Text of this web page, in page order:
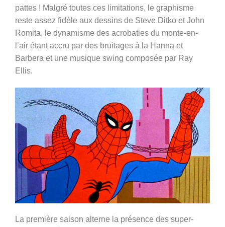
pattes ! Malgré toutes ces limitations, le graphisme
reste assez fidèle aux dessins de Steve Ditko et John
Romita, le dynamisme des acrobaties du monte-en-
l’air étant accru par des bruitages à la Hanna et
Barbera et une musique swing composée par Ray
Ellis.
La première saison alterne la présence des super-